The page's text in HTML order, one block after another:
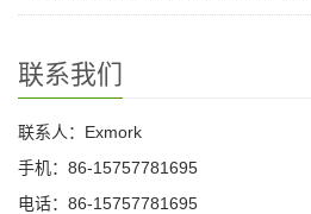
联系我们
联系人：Exmork
手机：86-15757781695
电话：86-15757781695